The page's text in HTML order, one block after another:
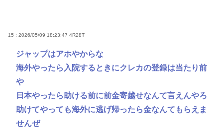
15 : 2026/05/09 18:23:47 4R28T
ジャップはアホやからな
海外やったら入院するときにクレカの登録は当たり前
や
日本やったら助ける前に前金寄越せなんて言えんやろ
助けてやっても海外に逃げ帰ったら金なんてもらえま
せんぜ